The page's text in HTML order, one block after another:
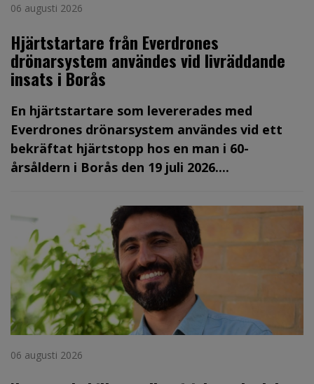
06 augusti 2026
Hjärtstartare från Everdrones
drönarsystem användes vid livräddande
insats i Borås
En hjärtstartare som levererades med
Everdrones drönarsystem användes vid ett
bekräftat hjärtstopp hos en man i 60-
årsåldern i Borås den 19 juli 2026....
06 augusti 2026